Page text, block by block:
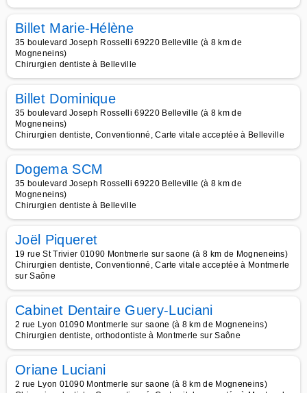
Billet Marie-Hélène
35 boulevard Joseph Rosselli 69220 Belleville (à 8 km de
Mogneneins)
Chirurgien dentiste à Belleville
Billet Dominique
35 boulevard Joseph Rosselli 69220 Belleville (à 8 km de
Mogneneins)
Chirurgien dentiste, Conventionné, Carte vitale acceptée à Belleville
Dogema SCM
35 boulevard Joseph Rosselli 69220 Belleville (à 8 km de
Mogneneins)
Chirurgien dentiste à Belleville
Joël Piqueret
19 rue St Trivier 01090 Montmerle sur saone (à 8 km de Mogneneins)
Chirurgien dentiste, Conventionné, Carte vitale acceptée à Montmerle
sur Saône
Cabinet Dentaire Guery-Luciani
2 rue Lyon 01090 Montmerle sur saone (à 8 km de Mogneneins)
Chirurgien dentiste, orthodontiste à Montmerle sur Saône
Oriane Luciani
2 rue Lyon 01090 Montmerle sur saone (à 8 km de Mogneneins)